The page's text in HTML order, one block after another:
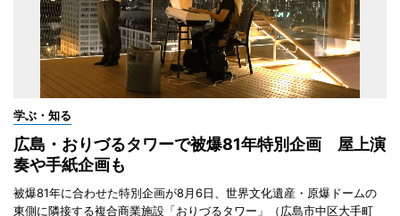
学ぶ・知る
広島・おりづるタワーで被爆81年特別企画 屋上演
奏や手紙企画も
被爆81年に合わせた特別企画が8月6日、世界文化遺産・原爆ドームの
東側に隣接する複合商業施設「おりづるタワー」（広島市中区大手町